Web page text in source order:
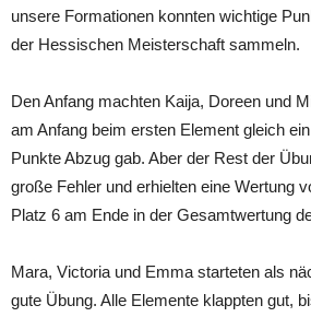
unsere Formationen konnten wichtige
der Hessischen Meisterschaft sammeln.
Den Anfang machten Kaija, Doreen und
am Anfang beim ersten Element gleich
Punkte Abzug gab. Aber der Rest der
große Fehler und erhielten eine Wertung
Platz 6 am Ende in der Gesamtwertung
Mara, Victoria und Emma starteten als
gute Übung. Alle Elemente klappten gut,